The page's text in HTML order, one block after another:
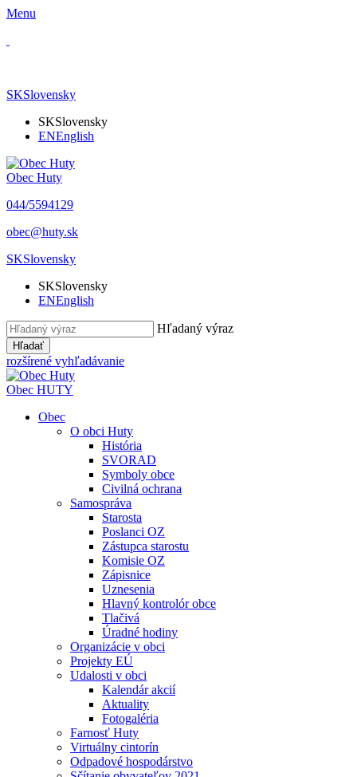
Menu
SKSlovensky
SKSlovensky
ENEnglish
Obec Huty
​044/5594129
​obec@huty.sk
SKSlovensky
SKSlovensky
ENEnglish
Hľadaný výraz
Hľadať
rozšírené vyhľadávanie
Obec HUTY
Obec
O obci Huty
História
SVORAD
Symboly obce
Civilná ochrana
Samospráva
Starosta
Poslanci OZ
Zástupca starostu
Komisie OZ
Zápisnice
Uznesenia
Hlavný kontrolór obce
Tlačivá
Úradné hodiny
Organizácie v obci
Projekty EÚ
Udalosti v obci
Kalendár akcií
Aktuality
Fotogaléria
Farnosť Huty
Virtuálny cintorín
Odpadové hospodárstvo